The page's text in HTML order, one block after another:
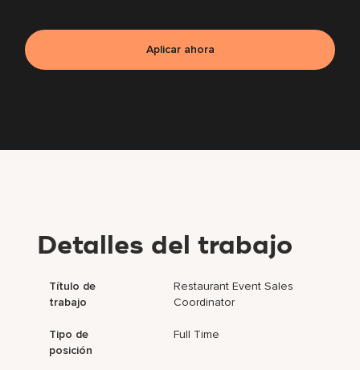
Aplicar ahora
Detalles del trabajo
Título de
trabajo
Restaurant Event Sales
Coordinator
Tipo de
posición
Full Time